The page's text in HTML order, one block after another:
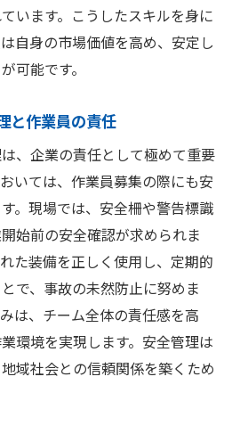
契約とそのメリット
回る給与を得るために
のスキルアップ方法
来の資産形成
る職場環境の実現
います。こうしたスキルを身に
自身の市場価値を高め、安定し
可能です。
と作業員の責任
、企業の責任として極めて重要
いては、作業員募集の際にも安
。現場では、安全柵や警告標識
始前の安全確認が求められま
た装備を正しく使用し、定期的
で、事故の未然防止に努めま
は、チーム全体の責任感を高
環境を実現します。安全管理は
域社会との信頼関係を築くため